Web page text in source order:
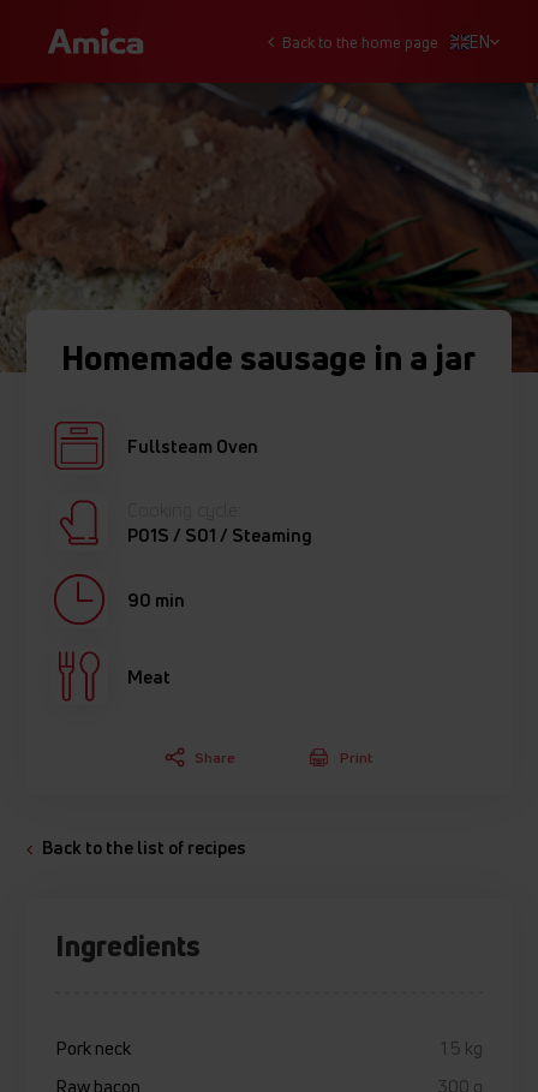
Back to the home page EN
Homemade sausage in a jar
Fullsteam Oven
P01S / S01 / Steaming
90 min
Meat
Share Print
Back to the list of recipes
Ingredients
Pork neck
1.5 kg
Raw bacon
300 g